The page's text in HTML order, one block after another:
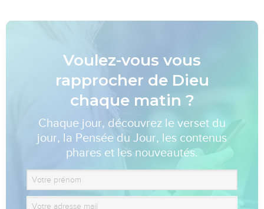
Voulez-vous vous
rapprocher de Dieu
chaque matin ?
Chaque jour, découvrez le verset du
jour, la Pensée du Jour, les contenus
phares et les nouveautés.